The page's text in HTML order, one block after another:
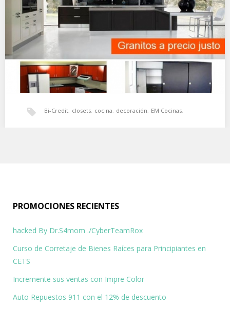
Bi-Credit, closets, cocina, decoración, EM Cocinas,
PROMOCIONES RECIENTES
hacked By Dr.S4mom ./CyberTeamRox
Curso de Corretaje de Bienes Raíces para Principiantes en
CETS
Incremente sus ventas con Impre Color
Auto Repuestos 911 con el 12% de descuento